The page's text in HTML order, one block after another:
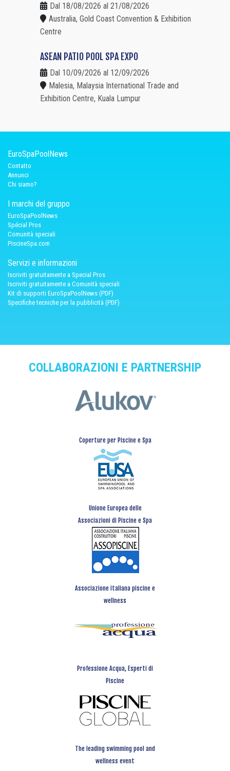
Dal 18/08/2026 al 21/08/2026
Australia, Gold Coast Convention & Exhibition
Centre
ASEAN PATIO POOL SPA EXPO
Dal 10/09/2026 al 12/09/2026
Malesia, Malaysia International Trade and
Exhibition Centre, Kuala Lumpur
EuroSpaPoolNews
Contatto
Annunci
Chi siamo?
I marchi del gruppo
EuroSpaPoolNews
Spécial Pros
Comunità speciali
PiscineSpa.com
Servizi e informazioni
Iscriviti gratuitamente a Special Pros
Iscriviti gratuitamente a Comunità speciali
Kit di supporti EuroSpaPoolNews (PDF)
Specifiche tecniche per la pubblicità (PDF)
COLLABORAZIONI E PARTNERSHIP
Coperture per Piscine e Spa
Unione Europea delle
Associazioni di Piscine e Spa
Associazione italiana piscine e
wellness
Professione Acqua, Esperti di
Piscine
The leading swimming pool and
wellness event